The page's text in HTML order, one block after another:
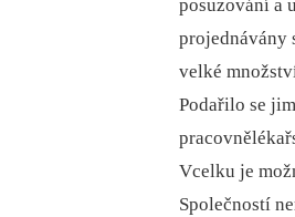
posuzování a
projednávány
velké
Podařilo se
Vcelku je
Společností